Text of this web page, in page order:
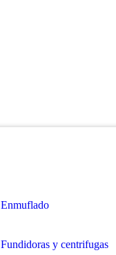
Enmuflado
Fundidoras y centrifugas